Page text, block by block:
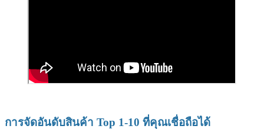
การจัดอันดับสินค้า Top 1-10 ที่คุณเชื่อถือได้